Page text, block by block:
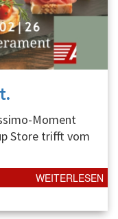
Moment
Store trifft vom
WEITERLESEN